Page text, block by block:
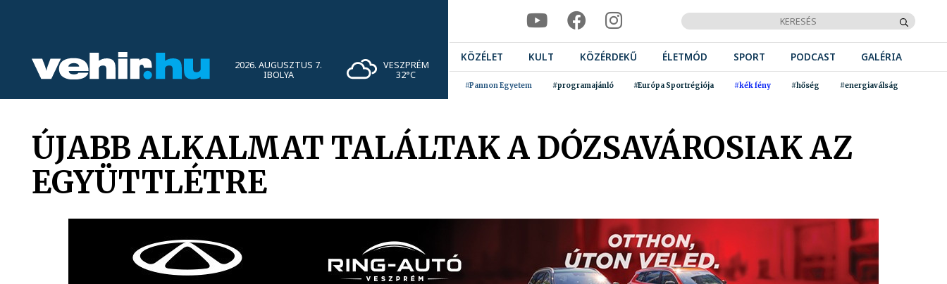
2026. AUGUSZTUS 7.
IBOLYA
VESZPRÉM
32°C
KÖZÉLET KULT KÖZÉRDEKŰ ÉLETMÓD SPORT PODCAST GALÉRIA
#Pannon Egyetem #programajánló #Európa Sportrégiója #kék fény #hőség #energiaválság
ÚJABB ALKALMAT TALÁLTAK A DÓZSAVÁROSIAK AZ
EGYÜTTLÉTRE